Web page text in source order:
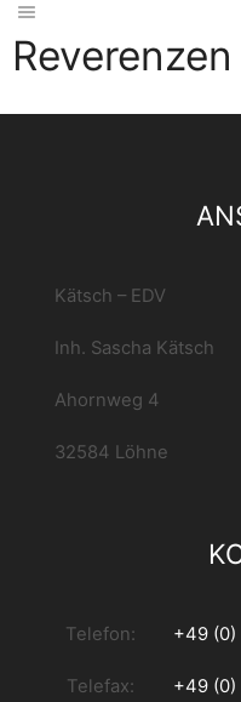
Reverenzen
Kätsch – EDV
Inh. Sascha Kätsch
Ahornweg 4
32584 Löhne
Telefon: +49 (0)
Telefax: +49 (0)